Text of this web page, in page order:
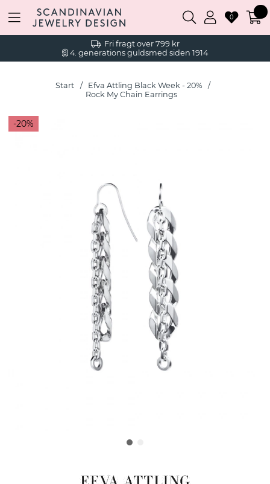
Fri fragt over 799 kr
4. generations guldsmed siden 1914
0
Start
Efva Attling Black Week - 20%
Rock My Chain Earrings
20